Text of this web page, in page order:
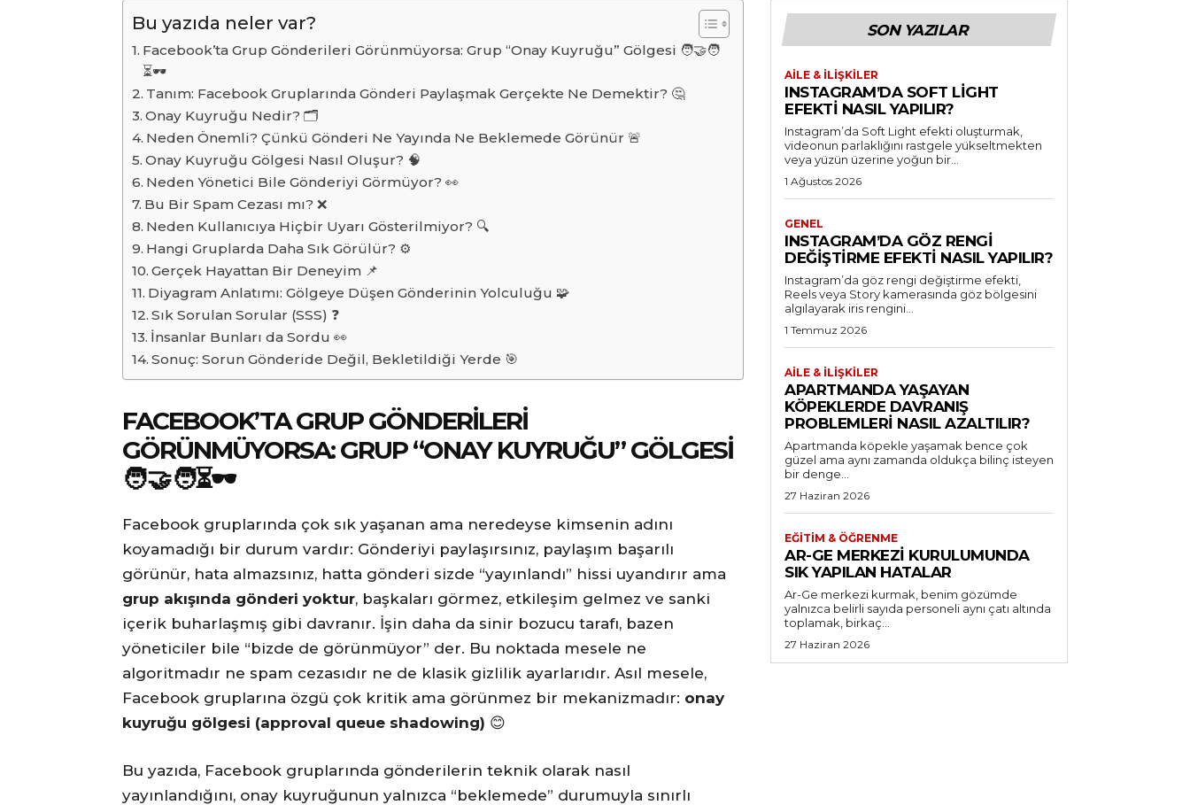
Bu yazıda neler var?
Facebook’ta Grup Gönderileri Görünmüyorsa: Grup “Onay Kuyruğu” Gölgesi 🧑‍🤝‍🧑
⏳🕶️
Tanım: Facebook Gruplarında Gönderi Paylaşmak Gerçekte Ne Demektir? 🤔
Onay Kuyruğu Nedir? 🗂️
Neden Önemli? Çünkü Gönderi Ne Yayında Ne Beklemede Görünür 🚨
Onay Kuyruğu Gölgesi Nasıl Oluşur? 🧠
Neden Yönetici Bile Gönderiyi Görmüyor? 👀
Bu Bir Spam Cezası mı? ❌
Neden Kullanıcıya Hiçbir Uyarı Gösterilmiyor? 🔍
Hangi Gruplarda Daha Sık Görülür? ⚙️
Gerçek Hayattan Bir Deneyim 📌
Diyagram Anlatımı: Gölgeye Düşen Gönderinin Yolculuğu 🧩
Sık Sorulan Sorular (SSS) ❓
İnsanlar Bunları da Sordu 👀
Sonuç: Sorun Gönderide Değil, Bekletildiği Yerde 🎯
FACEBOOK’TA GRUP GÖNDERILERI
GÖRÜNMÜYORSA: GRUP “ONAY KUYRUĞU” GÖLGESI
🧑‍🤝‍🧑⏳🕶️
Facebook gruplarında çok sık yaşanan ama neredeyse kimsenin adını
koyamadığı bir durum vardır: Gönderiyi paylaşırsınız, paylaşım başarılı
görünür, hata almazsınız, hatta gönderi sizde “yayınlandı” hissi uyandırır ama
grup akışında gönderi yoktur, başkaları görmez, etkileşim gelmez ve sanki
içerik buharlaşmış gibi davranır. İşin daha da sinir bozucu tarafı, bazen
yöneticiler bile “bizde de görünmüyor” der. Bu noktada mesele ne
algoritmadır ne spam cezasıdır ne de klasik gizlilik ayarlarıdır. Asıl mesele,
Facebook gruplarına özgü çok kritik ama görünmez bir mekanizmadır: onay
kuyruğu gölgesi (approval queue shadowing) 😊
Bu yazıda, Facebook gruplarında gönderilerin teknik olarak nasıl
yayınlandığını, onay kuyruğunun yalnızca “beklemede” durumuyla sınırlı
SON YAZILAR
AILE & İLIŞKILER
INSTAGRAM’DA SOFT LIGHT
EFEKTI NASIL YAPILIR?
Instagram’da Soft Light efekti oluşturmak,
videonun parlaklığını rastgele yükseltmekten
veya yüzün üzerine yoğun bir...
1 Ağustos 2026
GENEL
INSTAGRAM’DA GÖZ RENGI
DEĞIŞTIRME EFEKTI NASIL YAPILIR?
Instagram’da göz rengi değiştirme efekti,
Reels veya Story kamerasında göz bölgesini
algılayarak iris rengini...
1 Temmuz 2026
AILE & İLIŞKILER
APARTMANDA YAŞAYAN
KÖPEKLERDE DAVRANIŞ
PROBLEMLERI NASIL AZALTILIR?
Apartmanda köpekle yaşamak bence çok
güzel ama aynı zamanda oldukça bilinç isteyen
bir denge...
27 Haziran 2026
EĞITIM & ÖĞRENME
AR-GE MERKEZI KURULUMUNDA
SIK YAPILAN HATALAR
Ar-Ge merkezi kurmak, benim gözümde
yalnızca belirli sayıda personeli aynı çatı altında
toplamak, birkaç...
27 Haziran 2026